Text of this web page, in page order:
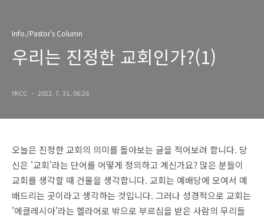
Info./Pastor's Column
우리는 진정한 교회인가?(1)
YKCC 2022. 7. 31. 06:26
오늘은 진정한 교회의 의미를 돌아보는 글을 적어보려 합니다. 당
신은 '교회'라는 단어를 어떻게 정의하고 계신가요? 많은 분들이
교회를 생각할 때 건물을 생각합니다. 교회는 예배당에 모여서 예
배드리는 곳이라고 생각하는 것입니다. 그러나 성경적으로 교회는
'에클레시아'라는 헬라어로 밖으로 부르심을 받은 사람의 무리들